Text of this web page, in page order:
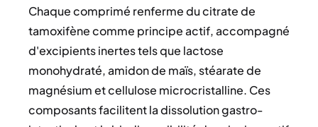
Chaque comprimé renferme du citrate de
tamoxifène comme principe actif, accompagné
d'excipients inertes tels que lactose
monohydraté, amidon de maïs, stéarate de
magnésium et cellulose microcristalline. Ces
composants facilitent la dissolution gastro-